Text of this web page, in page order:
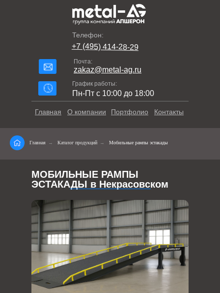
Телефон:
+7 (495) 414-28-29
Почта:
zakaz@metal-ag.ru
График работы:
Пн-Пт с 10:00 до 18:00
Контакты
Портфолио
О компании
Главная
Главная → Каталог продукций → Мобильные рампы эстакады
МОБИЛЬНЫЕ РАМПЫ
ЭСТАКАДЫ в Некрасовском